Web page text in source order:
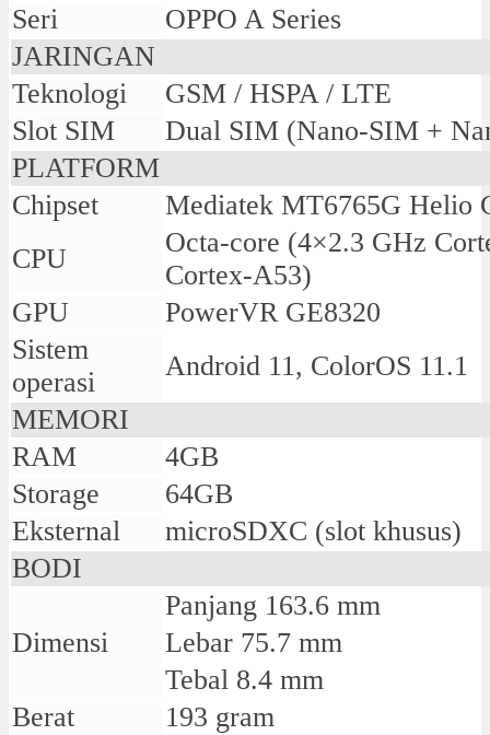
Seri
OPPO A Series
JARINGAN
Teknologi
GSM / HSPA / LTE
Slot SIM
Dual SIM (Nano-SIM +
PLATFORM
Chipset
Mediatek MT6765G Helio
CPU
Octa-core (4×2.3 GHz
Cortex-A53)
GPU
PowerVR GE8320
Sistem
operasi
Android 11, ColorOS 11.1
MEMORI
RAM
4GB
Storage
64GB
Eksternal
microSDXC (slot khusus)
BODI
Dimensi
Panjang 163.6 mm
Lebar 75.7 mm
Tebal 8.4 mm
Berat
193 gram